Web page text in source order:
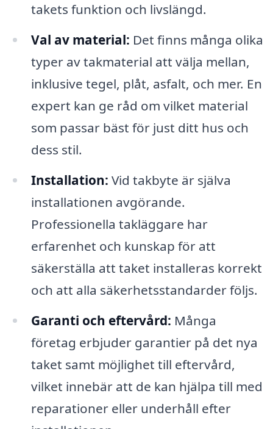
takets funktion och livslängd.
Val av material: Det finns många olika
typer av takmaterial att välja mellan,
inklusive tegel, plåt, asfalt, och mer. En
expert kan ge råd om vilket material
som passar bäst för just ditt hus och
dess stil.
Installation: Vid takbyte är själva
installationen avgörande.
Professionella takläggare har
erfarenhet och kunskap för att
säkerställa att taket installeras korrekt
och att alla säkerhetsstandarder följs.
Garanti och eftervård: Många
företag erbjuder garantier på det nya
taket samt möjlighet till eftervård,
vilket innebär att de kan hjälpa till med
reparationer eller underhåll efter